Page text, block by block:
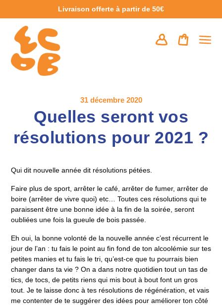
au
contenu
Livraison offerte à partir de 50€
Se connecter
Panier
31 décembre 2020
Quelles seront vos
résolutions pour 2021 ?
Qui dit nouvelle année dit résolutions pétées.
Faire plus de sport, arrêter le café, arrêter de fumer, arrêter de
boire (arrêter de vivre quoi) etc… Toutes ces résolutions qui te
paraissent être une bonne idée à la fin de la soirée, seront
oubliées une fois la gueule de bois passée.
Eh oui, la bonne volonté de la nouvelle année c’est récurrent le
jour de l’an : tu fais le point au fin fond de ton alcoolémie sur tes
petites manies et tu fais le tri, qu’est-ce que tu pourrais bien
changer dans ta vie ? On a dans notre quotidien tout un tas de
tics, de tocs, de petits riens qui mis bout à bout font un gros
tout. Je te laisse donc à tes résolutions de régénération, et vais
me contenter de te suggérer des idées pour améliorer ton côté